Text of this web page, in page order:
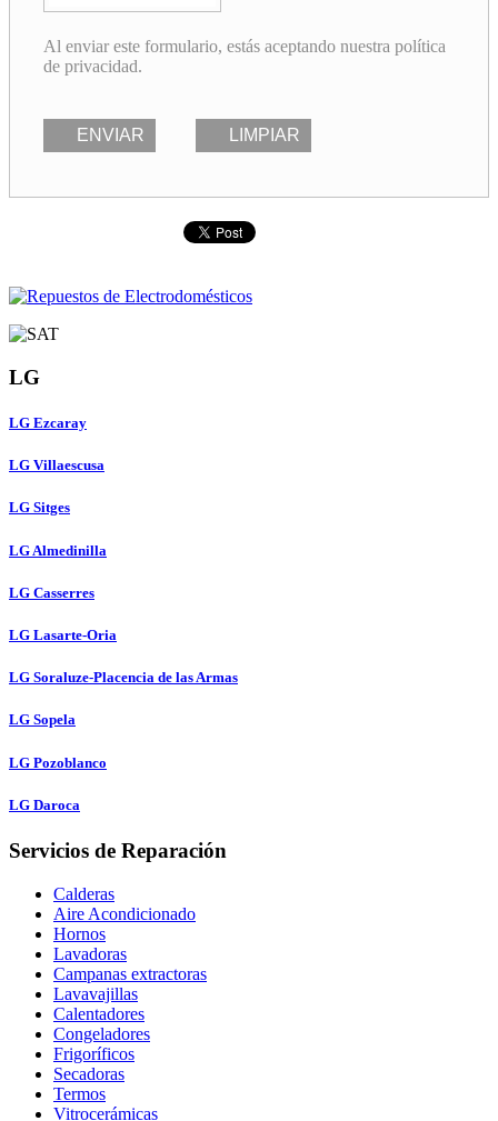
Al enviar este formulario, estás aceptando nuestra política
de privacidad.
ENVIAR LIMPIAR
LG
LG Ezcaray
LG Villaescusa
LG Sitges
LG Almedinilla
LG Casserres
LG Lasarte-Oria
LG Soraluze-Placencia de las Armas
LG Sopela
LG Pozoblanco
LG Daroca
Servicios de Reparación
Calderas
Aire Acondicionado
Hornos
Lavadoras
Campanas extractoras
Lavavajillas
Calentadores
Congeladores
Frigoríficos
Secadoras
Termos
Vitrocerámicas